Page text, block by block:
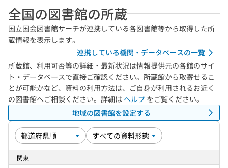
全国の図書館の所蔵
国立国会図書館サーチが連携している各図書館等から取得した所
蔵情報を表示します。
連携している機関・データベースの一覧
所蔵館、利用可否等の詳細・最新状況は情報提供元の各館のサイ
ト・データベースで直接ご確認ください。所蔵館から取寄せるこ
とが可能かなど、資料の利用方法は、ご自身が利用されるお近く
の図書館へご相談ください。詳細は ヘルプ をご覧ください。
地域の図書館を設定する
関東